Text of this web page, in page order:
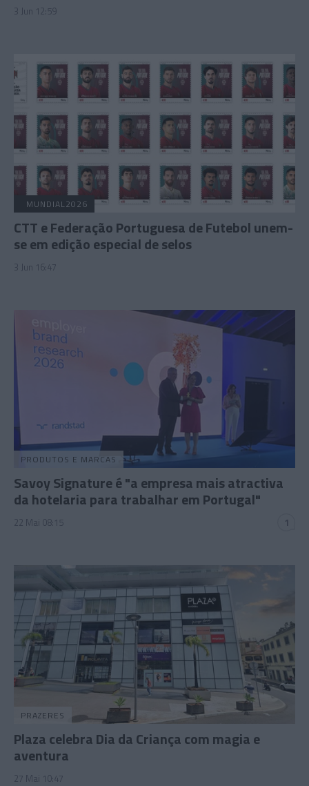
3 Jun 12:59
MUNDIAL2026
CTT e Federação Portuguesa de Futebol unem-
se em edição especial de selos
3 Jun 16:47
PRODUTOS E MARCAS
Savoy Signature é "a empresa mais atractiva
da hotelaria para trabalhar em Portugal"
22 Mai 08:15 1
PRAZERES
Plaza celebra Dia da Criança com magia e
aventura
27 Mai 10:47